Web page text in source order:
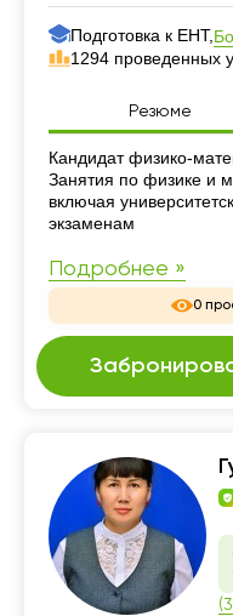
Подготовка к ЕНТ,
1294 проведенных
Резюме
Резюме
Кандидат физико-
Занятия по физике и
включая
экзаменам
Подробнее »
0